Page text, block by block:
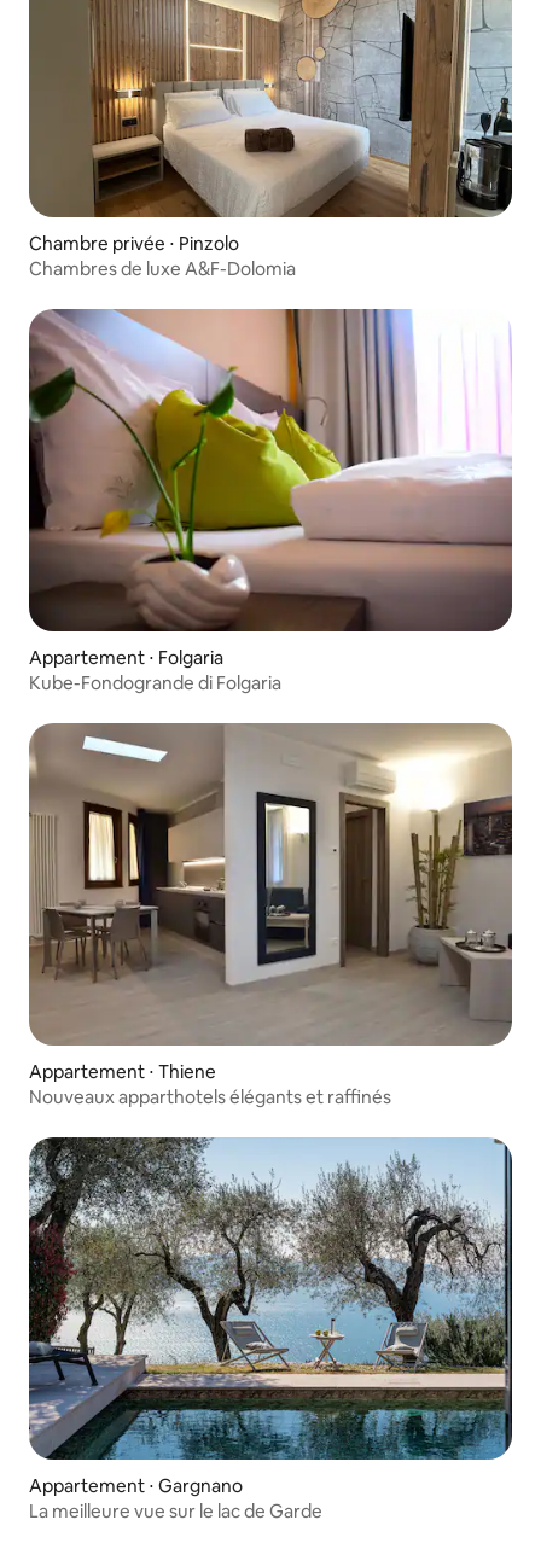
Chambre privée ⋅ Pinzolo
Chambres de luxe A&F-Dolomia
Appartement ⋅ Folgaria
Kube-Fondogrande di Folgaria
Appartement ⋅ Thiene
Nouveaux apparthotels élégants et raffinés
Appartement ⋅ Gargnano
La meilleure vue sur le lac de Garde